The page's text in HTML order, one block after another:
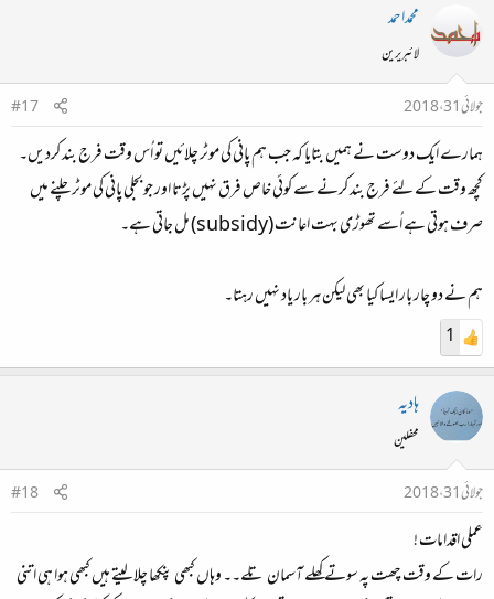
محمداحمد
لائبریرین
جولائی 31، 2018
#17
ہمارے ایک دوست نے ہمیں بتایا کہ جب ہم پانی کی موٹر چلائیں تو اُس وقت فرج بند کردیں۔
کچھ وقت کے لئے فرج بند کرنے سے کوئی خاص فرق نہیں پڑتا اور جو بجلی پانی کی موٹر چلنے میں
صرف ہوتی ہے اُسے تھوڑی بہت اعانت (subsidy) مل جاتی ہے۔
ہم نے دو چار بار ایسا کیا بھی لیکن ہر بار یاد نہیں رہتا۔
1
ہادیہ
محفلین
جولائی 31، 2018
#18
عملی اقدامات !
رات کے وقت چھت پہ سوتے کھلے آسمان تلے۔۔ وہاں کبھی پنکھا چلا لیتے ہیں کبھی ہوا ہی اتنی